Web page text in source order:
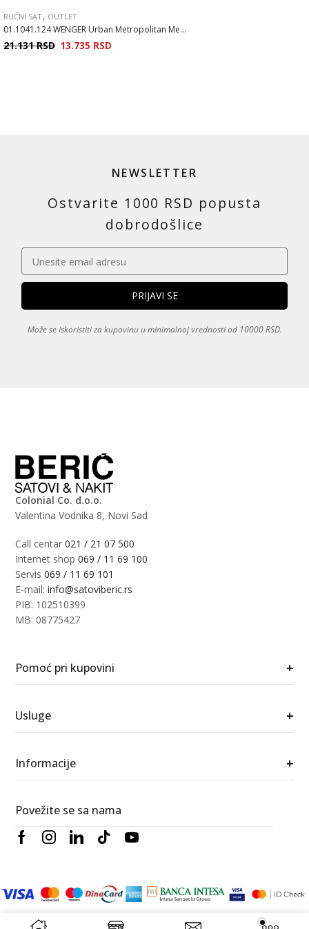
RUČNI SAT, OUTLET
01.1041.124 WENGER Urban Metropolitan Me...
21.131RSD 13.735 RSD
NEWSLETTER
Ostvarite 1000 RSD popusta
dobrodošlice
Može se iskoristiti za kupovinu u minimalnoj vrednosti od 10000 RSD.
Colonial Co. d.o.o.
Valentina Vodnika 8, Novi Sad
Call centar021 / 21 07 500
Internet shop069 / 11 69 100
Servis069 / 11 69 101
E-mail:info@satoviberic.rs
PIB: 102510399
MB: 08775427
Pomoć pri kupovini +
Usluge +
Informacije +
Povežite se sa nama